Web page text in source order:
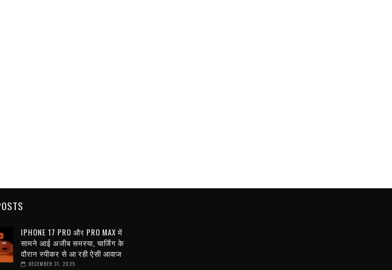
IPHONE 17 PRO और PRO MAX में
सामने आई अजीब समस्या, चार्जिंग के
दौरान स्पीकर से आ रही ऐसी आवाज
DECEMBER 31, 2025